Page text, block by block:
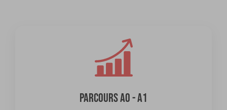
PARCOURS A0 - A1